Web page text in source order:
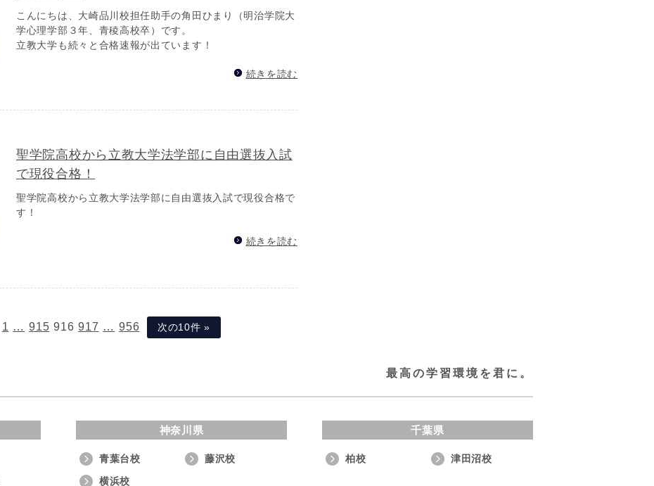
こんにちは、大崎品川校担任助手の角田ひまり（明治学院大
学心理学部３年、青稜高校卒）です。
立教大学も続々と合格速報が出ています！
続きを読む
聖学院高校から立教大学法学部に自由選抜入試
で現役合格！
聖学院高校から立教大学法学部に自由選抜入試で現役合格で
す！
続きを読む
1 … 915 916 917 … 956 次の10件 »
最高の学習環境を君に。
神奈川県
青葉台校
藤沢校
横浜校
千葉県
柏校 津田沼校